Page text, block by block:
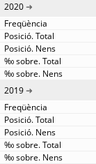
2020
2019